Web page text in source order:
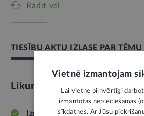
Rādīt vēl
TIESĪBU AKTU IZLASE PAR
Likumi
Izglītības likums
Vietnē izmantojam
Lai vietne pilnvērtīgi
izmantotas nepieciešamās
sīkdatnes. Ar Jūsu